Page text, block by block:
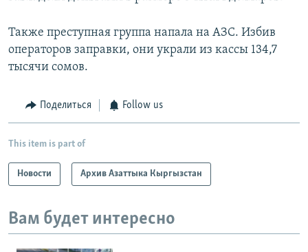
Также преступная группа напала на АЗС. Избив
операторов заправки, они украли из кассы 134,7
тысячи сомов.
Поделиться Follow us
This item is part of
Новости Архив Азаттыка Кыргызстан
Вам будет интересно